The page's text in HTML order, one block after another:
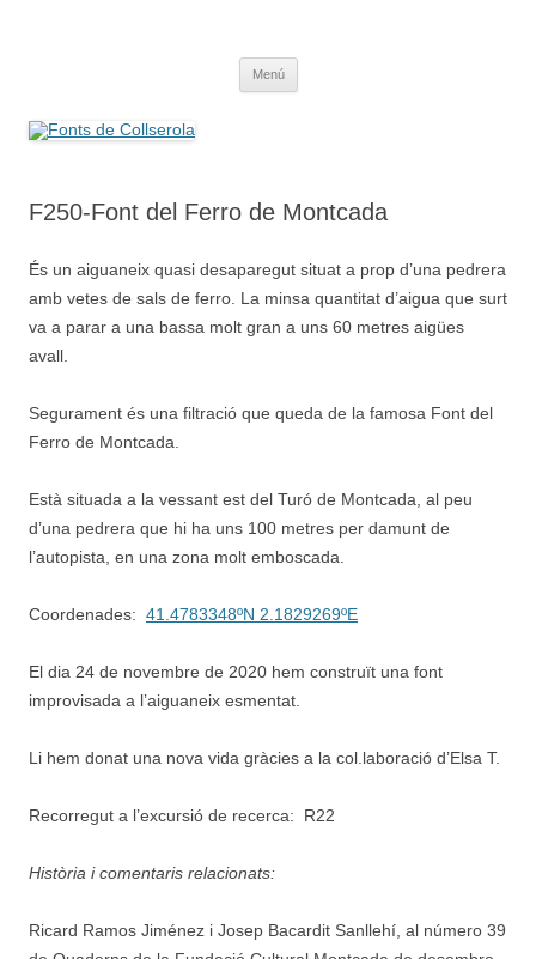
Menú
F250-Font del Ferro de Montcada
És un aiguaneix quasi desaparegut situat a prop d’una pedrera
amb vetes de sals de ferro. La minsa quantitat d’aigua que surt
va a parar a una bassa molt gran a uns 60 metres aigües
avall.
Segurament és una filtració que queda de la famosa Font del
Ferro de Montcada.
Està situada a la vessant est del Turó de Montcada, al peu
d’una pedrera que hi ha uns 100 metres per damunt de
l’autopista, en una zona molt emboscada.
Coordenades: 41.4783348ºN 2.1829269ºE
El dia 24 de novembre de 2020 hem construït una font
improvisada a l’aiguaneix esmentat.
Li hem donat una nova vida gràcies a la col.laboració d’Elsa T.
Recorregut a l’excursió de recerca: R22
Història i comentaris relacionats:
Ricard Ramos Jiménez i Josep Bacardit Sanllehí, al número 39